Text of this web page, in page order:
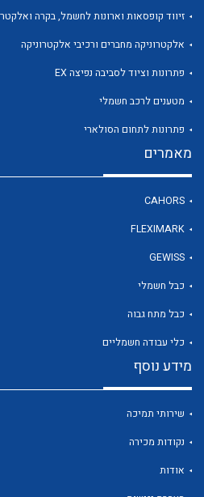
לכל מוצרי היצרן
לכל מוצרי היצרן
זיווד קופסאות וארונות לחשמל, בקרה
אלקטרוניקה מחברים ורכיבי אלקטרוניקה
פתרונות וציוד לסביבה נפיצה EX
מטענים לרכב חשמלי
פתרונות לתחום הסולארי
מאמרים
CAHORS
FLEXIMARK
GEWISS
כבל חשמלי
כבל מתח גבוה
כלי עבודה חשמליים
מידע נוסף
שירותי תמיכה
נקודות מכירה
אודות